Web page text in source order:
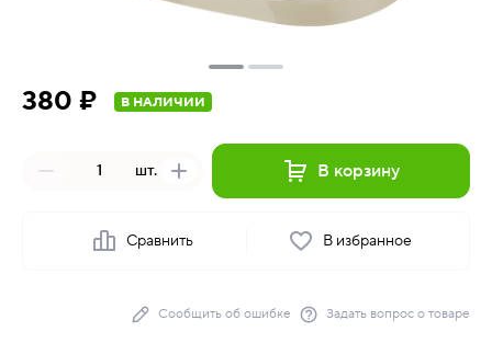
380 ₽ В НАЛИЧИИ
шт. В корзину
Сравнить В избранное
Сообщить об ошибке Задать вопрос о товаре